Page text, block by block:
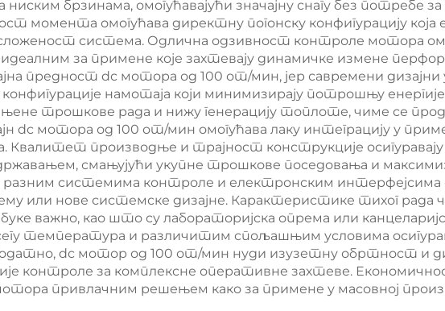
брзинама, омогућавајући значајну снагу без потребе
момента омогућава директну погонску конфигурацију
система. Одлична одзивност контроле мотора
за примене које захтевају динамичке измене
предност dc мотора од 100 от/мин, јер савремени дизајни
намотаја који минимизирају потрошњу
трошкове рада и нижу генерацију топлоте, чиме се
dc мотора од 100 от/мин омогућава лаку интеграцију у
производње и трајност конструкције осигуравају
смањујући укупне трошкове поседовања и
системима контроле и електронским интерфејсима
или нове системске дизајне. Карактеристике тихог
важно, као што су лабораторијска опрема или
температура и различитим спољашњим условима
dc мотор од 100 от/мин нуди изузетну обртност и
контроле за комплексне оперативне захтеве.
привлачним решењем како за примене у масовној